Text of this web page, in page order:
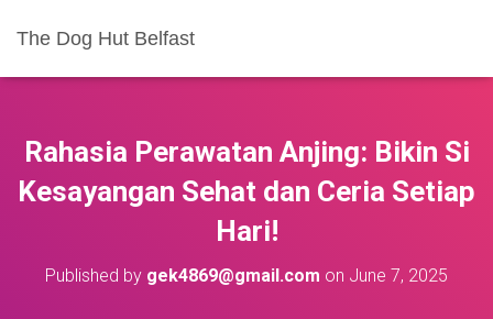
The Dog Hut Belfast
Rahasia Perawatan Anjing: Bikin Si
Kesayangan Sehat dan Ceria Setiap
Hari!
Published by gek4869@gmail.com on June 7, 2025